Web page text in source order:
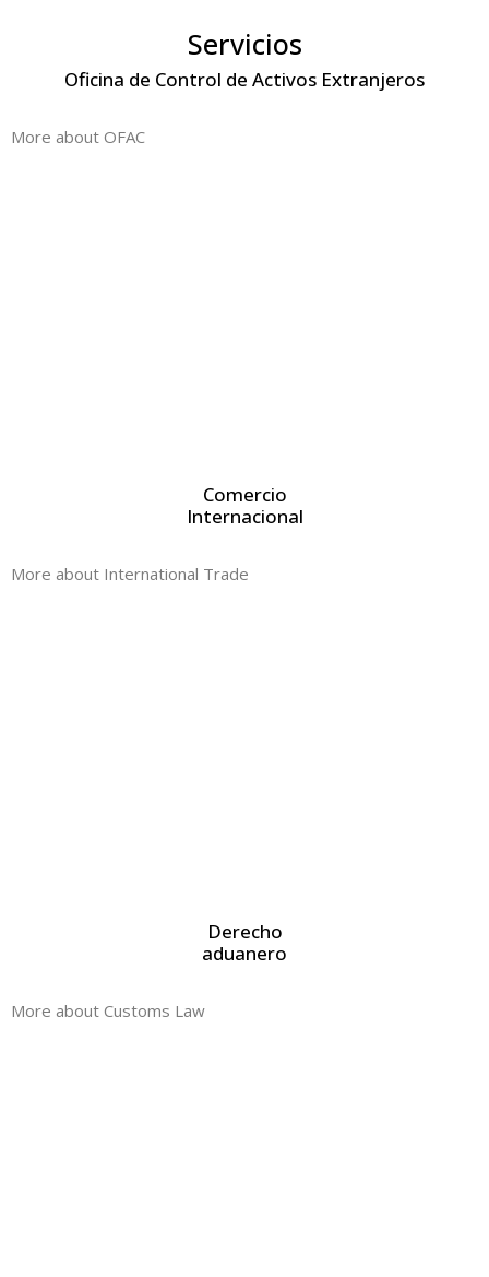
Servicios
Oficina de Control de Activos Extranjeros
More about OFAC
Comercio
Internacional
More about International Trade
Derecho
aduanero
More about Customs Law